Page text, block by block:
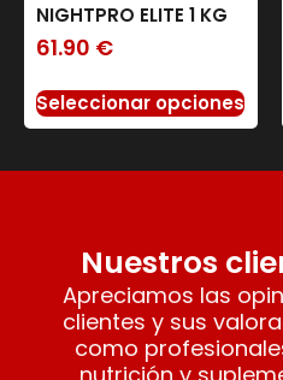
NIGHTPRO ELITE 1 KG
61.90 €
Seleccionar opciones
Nuestros
Apreciamos las
clientes y sus
como